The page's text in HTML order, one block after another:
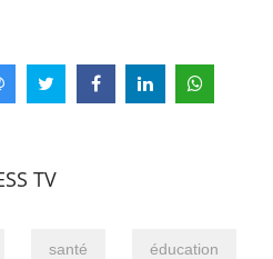
TV
santé éducation